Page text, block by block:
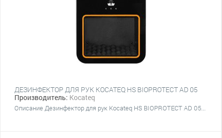
ДЕЗИНФЕКТОР ДЛЯ РУК KOCATEQ HS BIOPROTECT AD 05
Производитель: Kocateq
Описание Дезинфектор для рук Kocateq HS BIOPROTECT AD 05...